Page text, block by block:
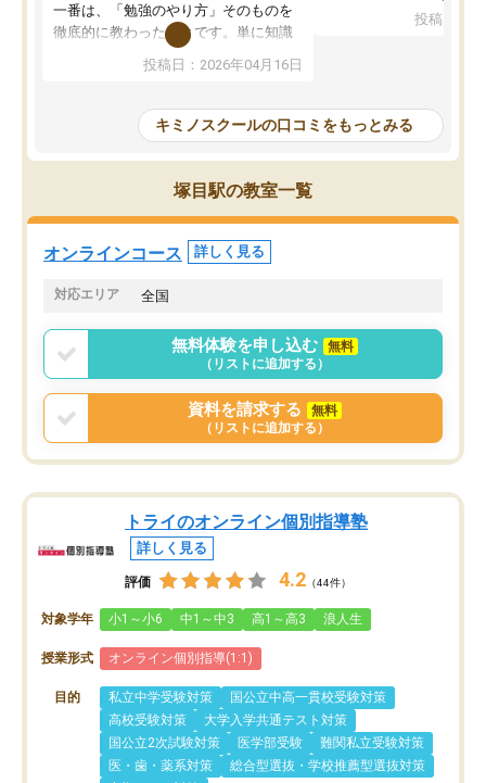
一番は、「勉強のやり方」そのものを
徹底的に教わったことです。単に知識
を詰め込むのではなく、自学自習の習
慣が身につくよう並走してくれるの
はなくなりました。
講師の方との距離も近く、親身なコー
チングのおかげで、停滞期もモチベー
ションを維持できました。「やらされ
る勉強」から「目標のための勉強」へ
意識が変わったことが、目標校への合
投稿日：2026年04月16日
を明確にしてくれるの
の仕方をコーチングして
ルなので、家での学習習
身につきました。結果と
た。自分から学ぶ姿勢を
投稿日：
キミノスクールの口コミをもっとみる
塚目駅の教室一覧
オンラインコース 詳しく見る
対応エリア 全国
無料体験を申し込む
無料
（リストに追加する）
資料を請求する
無料
（リストに追加する）
トライのオンライン個別指導塾
詳しく見る
評価 4.2 （44件）
対象学年 小1～小6 中1～中3 高1～高3 浪人生
授業形式 オンライン個別指導(1:1)
目的 私立中学受験対策
国公立中高一貫校受験対策
高校受験対策
大学入学共通テスト対策
国公立2次試験対策
医学部受験
難関私立受験対策
医・歯・薬系対策
総合型選抜・学校推薦型選抜対策